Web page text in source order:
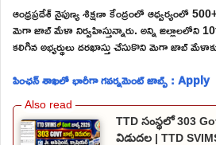
ఆంధ్రప్రదేశ్ నైపుణ్య శిక్షణా కేంద్రంలో ఆధ్వర్యంలో
మెగా జాబ్ మేళా నిర్వహిస్తున్నారు. అన్ని జిల్లాలలోని
కలిగిన అభ్యర్థులు దరఖాస్తు చేసుకొని మెగా జాబ్
పింఛన్ శాఖలో భారీగా గవర్నమెంట్ జాబ్స్ : Apply
TTD సంస్థలో 303
విడుదల | TTD